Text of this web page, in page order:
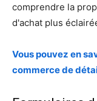
comprendre la
d'achat plus
Vous pouvez en
commerce de